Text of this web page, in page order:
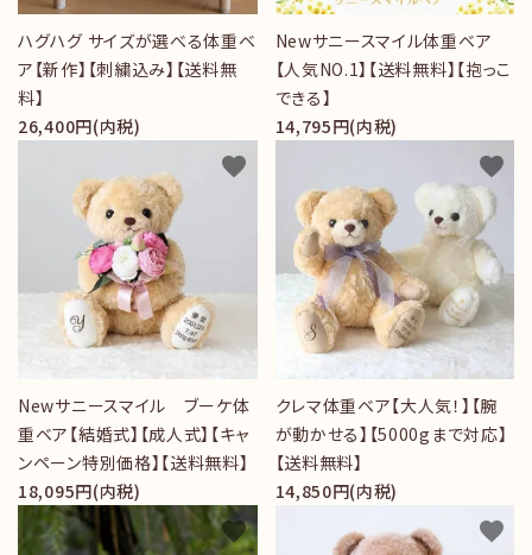
ハグハグ サイズが選べる体重ベ
ア【新作】【刺繍込み】【送料無
料】
26,400円(内税)
Newサニースマイル体重ベア
【人気NO.1】【送料無料】【抱っこ
できる】
14,795円(内税)
Newサニースマイル ブーケ体
重ベア【結婚式】【成人式】【キャ
ンペーン特別価格】【送料無料】
18,095円(内税)
favorite
クレマ体重ベア【大人気！】【腕
が動かせる】【5000gまで対応】
【送料無料】
14,850円(内税)
favorite
favorite favorite